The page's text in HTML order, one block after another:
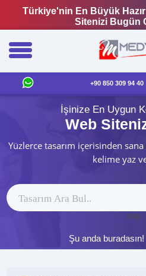
Türkiye'nin En Büyük
Sitenizi Bugün
+90 850 309 94 40
İşinize En Uygun
Web
Yüzlerce tasarım içerisinden
kelime yaz
ytag
Şu anda buradasın!